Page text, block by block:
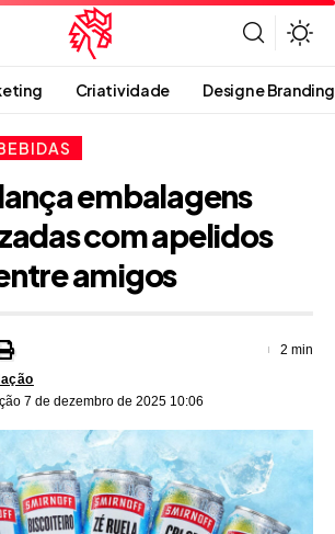
Criatividade Design e Branding
embalagens
com apelidos
amigos
7 de dezembro de 2025 10:06
2 min